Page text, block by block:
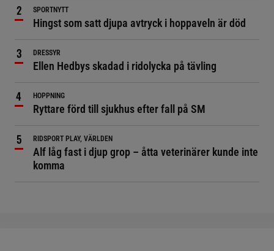
SPORTNYTT
Hingst som satt djupa avtryck i hoppaveln är död
DRESSYR
Ellen Hedbys skadad i ridolycka på tävling
HOPPNING
Ryttare förd till sjukhus efter fall på SM
RIDSPORT PLAY, VÄRLDEN
Alf låg fast i djup grop – åtta veterinärer kunde inte
komma